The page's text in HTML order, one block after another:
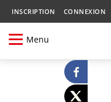
INSCRIPTION CONNEXION
Menu